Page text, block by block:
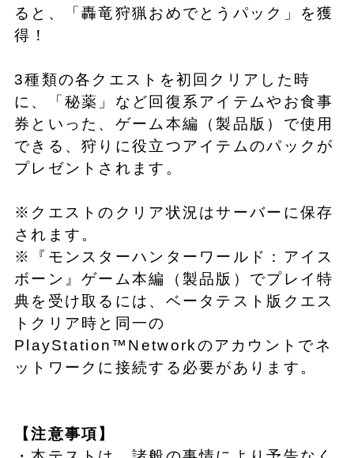
ると、「轟竜狩猟おめでとうパック」を獲
得！
3種類の各クエストを初回クリアした時
に、「秘薬」など回復系アイテムやお食事
券といった、ゲーム本編（製品版）で使用
できる、狩りに役立つアイテムのパックが
プレゼントされます。
※クエストのクリア状況はサーバーに保存
されます。
※『モンスターハンターワールド：アイス
ボーン』ゲーム本編（製品版）でプレイ特
典を受け取るには、ベータテスト版クエス
トクリア時と同一の
PlayStation™Networkのアカウントでネ
ットワークに接続する必要があります。
【注意事項】